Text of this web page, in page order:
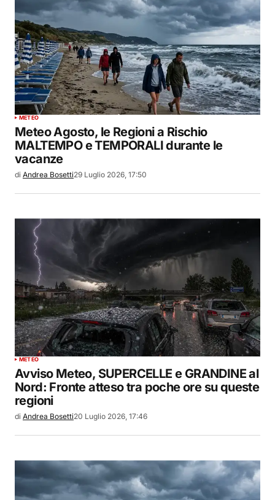
METEO
Meteo Agosto, le Regioni a Rischio
MALTEMPO e TEMPORALI durante le
vacanze
di Andrea Bosetti29 Luglio 2026, 17:50
METEO
Avviso Meteo, SUPERCELLE e GRANDINE al
Nord: Fronte atteso tra poche ore su queste
regioni
di Andrea Bosetti20 Luglio 2026, 17:46